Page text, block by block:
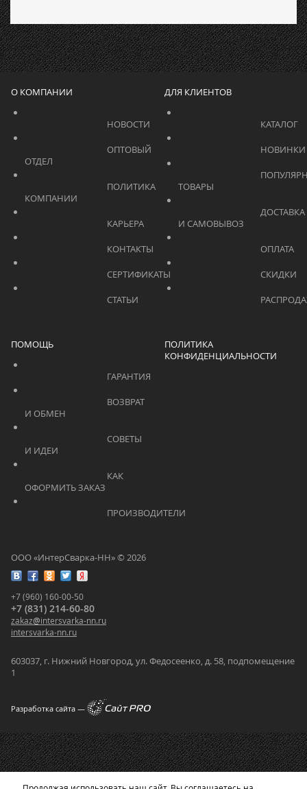
ООО «ИнтерСварка-НН» © 2026
+7 (960) 160-00-50
+7 (831) 214-60-80
zakaz@intersvarka-nn.ru
intersvarka-nn.ru
603037, г. Нижний Новгород, ул. Федосеенко, д. 58, подпомещение
1
Разработка сайта —
О КОМПАНИИ
			    		КАРЬЕРА
ДЛЯ КЛИЕНТОВ
ПОМОЩЬ
ПОЛИТИКА
КОНФИДЕНЦИАЛЬНОСТИ